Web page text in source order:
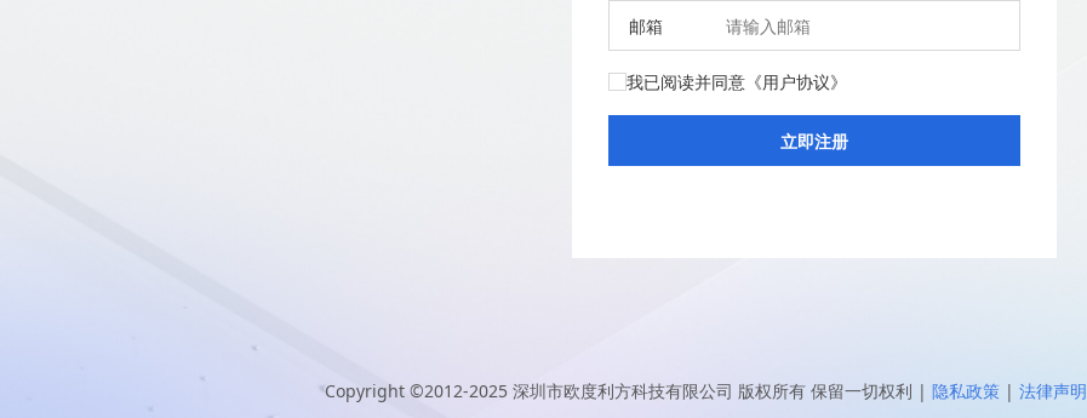
邮箱
我已阅读并同意 《用户协议》
Copyright ©2012-2025 深圳市欧度利方科技有限公司 版权所有 保留一切权利 | 隐私政策 | 法律声明